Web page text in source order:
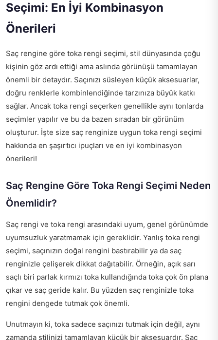
Seçimi: En İyi Kombinasyon
Önerileri
Saç rengine göre toka rengi seçimi, stil dünyasında çoğu
kişinin göz ardı ettiği ama aslında görünüşü tamamlayan
önemli bir detaydır. Saçınızı süsleyen küçük aksesuarlar,
doğru renklerle kombinlendiğinde tarzınıza büyük katkı
sağlar. Ancak toka rengi seçerken genellikle aynı tonlarda
seçimler yapılır ve bu da bazen sıradan bir görünüm
oluşturur. İşte size saç renginize uygun toka rengi seçimi
hakkında en şaşırtıcı ipuçları ve en iyi kombinasyon
önerileri!
Saç Rengine Göre Toka Rengi Seçimi Neden
Önemlidir?
Saç rengi ve toka rengi arasındaki uyum, genel görünümde
uyumsuzluk yaratmamak için gereklidir. Yanlış toka rengi
seçimi, saçınızın doğal rengini bastırabilir ya da saç
renginizle çelişerek dikkat dağıtabilir. Örneğin, açık sarı
saçlı biri parlak kırmızı toka kullandığında toka çok ön plana
çıkar ve saç geride kalır. Bu yüzden saç renginizle toka
rengini dengede tutmak çok önemli.
Unutmayın ki, toka sadece saçınızı tutmak için değil, aynı
zamanda stilinizi tamamlayan küçük bir aksesuardır. Saç